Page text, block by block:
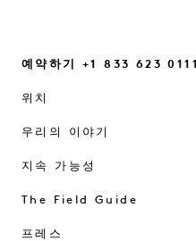
예약하기 +1 833 623 0111
위치
우리의 이야기
지속 가능성
The Field Guide
프레스